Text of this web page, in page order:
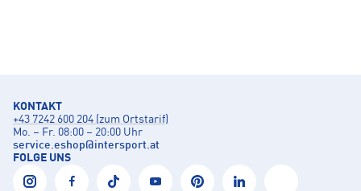
KONTAKT
+43 7242 600 204 (zum Ortstarif)
Mo. – Fr. 08:00 – 20:00 Uhr
service.eshop@intersport.at
FOLGE UNS